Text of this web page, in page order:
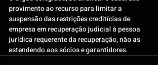
provimento ao recurso para limitar a
suspensão das restrições creditícias de
empresa em recuperação judicial à pessoa
jurídica requerente da recuperação, não as
estendendo aos sócios e garantidores.